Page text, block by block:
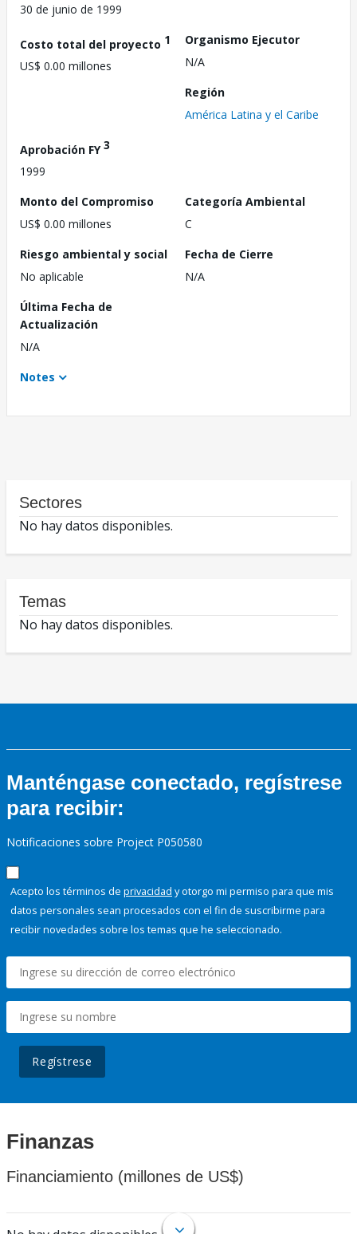
30 de junio de 1999
Costo total del proyecto 1
US$ 0.00 millones
Organismo Ejecutor
N/A
Región
América Latina y el Caribe
Aprobación FY3
1999
Monto del Compromiso
US$ 0.00 millones
Categoría Ambiental
C
Riesgo ambiental y social
No aplicable
Fecha de Cierre
N/A
Última Fecha de
Actualización
N/A
Notes
Sectores
No hay datos disponibles.
Temas
No hay datos disponibles.
Manténgase conectado, regístrese
para recibir:
Notificaciones sobre Project P050580
Acepto los términos de privacidad y otorgo mi permiso para que mis
datos personales sean procesados con el fin de suscribirme para
recibir novedades sobre los temas que he seleccionado.
Regístrese
Finanzas
Financiamiento (millones de US$)